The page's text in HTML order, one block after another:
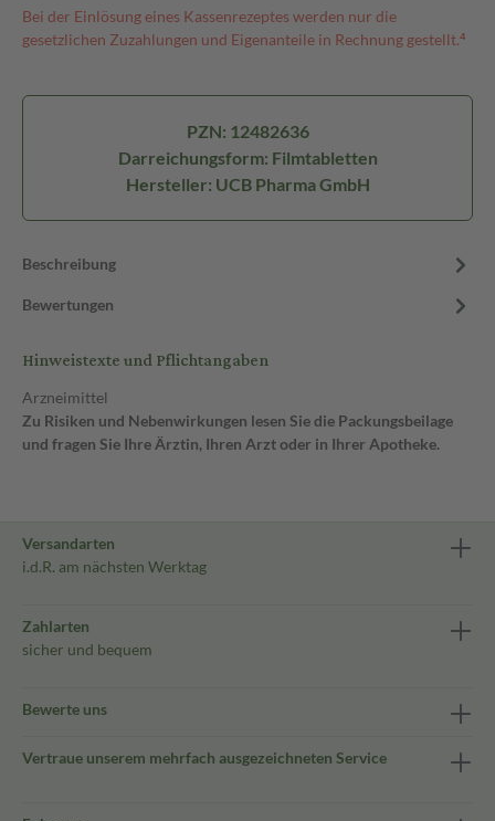
Bei der Einlösung eines Kassenrezeptes werden nur die
gesetzlichen Zuzahlungen und Eigenanteile in Rechnung gestellt.⁴
PZN: 12482636
Darreichungsform: Filmtabletten
Hersteller: UCB Pharma GmbH
Beschreibung
Bewertungen
Hinweistexte und Pflichtangaben
Arzneimittel
Zu Risiken und Nebenwirkungen lesen Sie die Packungsbeilage
und fragen Sie Ihre Ärztin, Ihren Arzt oder in Ihrer Apotheke.
Versandarten
i.d.R. am nächsten Werktag
Zahlarten
sicher und bequem
Bewerte uns
Vertraue unserem mehrfach ausgezeichneten Service